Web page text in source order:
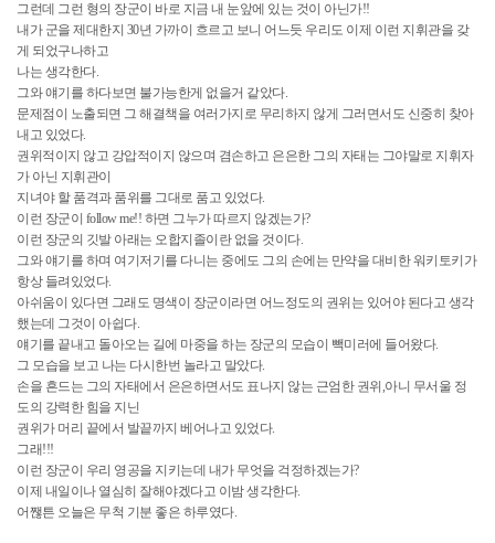
그런데 그런 형의 장군이 바로 지금 내 눈앞에 있는 것이 아닌가!!
내가 군을 제대한지 30년 가까이 흐르고 보니 어느듯 우리도 이제 이런 지휘관을 갖
게 되었구나하고
나는 생각한다.
그와 얘기를 하다보면 불가능한게 없을거 같았다.
문제점이 노출되면 그 해결책을 여러가지로 무리하지 않게 그러면서도 신중히 찾아
내고 있었다.
권위적이지 않고 강압적이지 않으며 겸손하고 은은한 그의 자태는 그야말로 지휘자
가 아닌 지휘관이
지녀야 할 품격과 품위를 그대로 품고 있었다.
이런 장군이 follow me!! 하면 그누가 따르지 않겠는가?
이런 장군의 깃발 아래는 오합지졸이란 없을 것이다.
그와 얘기를 하며 여기저기를 다니는 중에도 그의 손에는 만약을 대비한 워키토키가
항상 들려있었다.
아쉬움이 있다면 그래도 명색이 장군이라면 어느정도의 권위는 있어야 된다고 생각
했는데 그것이 아쉽다.
얘기를 끝내고 돌아오는 길에 마중을 하는 장군의 모습이 빽미러에 들어왔다.
그 모습을 보고 나는 다시한번 놀라고 말았다.
손을 흔드는 그의 자태에서 은은하면서도 표나지 않는 근엄한 권위,아니 무서울 정
도의 강력한 힘을 지닌
권위가 머리 끝에서 발끝까지 베어나고 있었다.
그래!!!
이런 장군이 우리 영공을 지키는데 내가 무엇을 걱정하겠는가?
이제 내일이나 열심히 잘해야겠다고 이밤 생각한다.
어짾튼 오늘은 무척 기분 좋은 하루였다.